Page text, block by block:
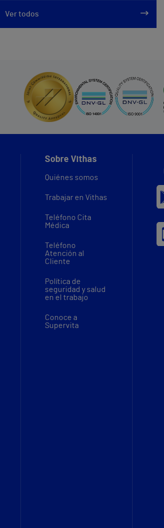
Ver todos
Sobre Vithas
Quiénes somos
Trabajar en Vithas
Teléfono Cita
Médica
Teléfono
Atención al
Cliente
Política de
seguridad y salud
en el trabajo
Conoce a
Supervita